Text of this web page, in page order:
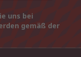
uns bei
gemäß der